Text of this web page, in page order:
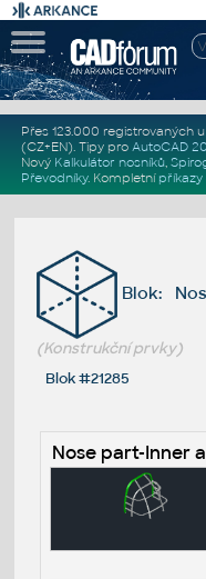
Přes 123.000 registrovaných
(CZ+EN). Tipy pro AutoCAD
Nový Kalkulátor nosníků,
Převodníky. Kompletní příkazy
Blok:
(Konstrukční prvky)
Blok #21285
Nose part-Inner